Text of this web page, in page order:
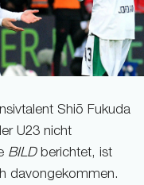
Shiō Fukuda
U23 nicht
BILDberichtet, ist
davongekommen.